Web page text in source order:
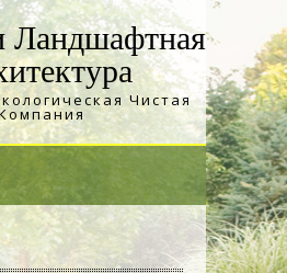
Ландшафтная
Чистая